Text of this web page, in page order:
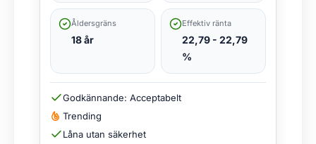
Åldersgräns
18 år
Effektiv ränta
22,79 - 22,79
%
Godkännande: Acceptabelt
Trending
Låna utan säkerhet